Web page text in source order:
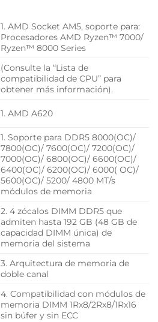
1. AMD Socket AM5, soporte para:
Procesadores AMD Ryzen™ 7000/
Ryzen™ 8000 Series
(Consulte la “Lista de
compatibilidad de CPU” para
obtener más información).
1. AMD A620
1. Soporte para DDR5 8000(OC)/
7800(OC)/ 7600(OC)/ 7200(OC)/
7000(OC)/ 6800(OC)/ 6600(OC)/
6400(OC)/ 6200(OC)/ 6000( OC)/
5600(OC)/ 5200/ 4800 MT/s
módulos de memoria
2. 4 zócalos DIMM DDR5 que
admiten hasta 192 GB (48 GB de
capacidad DIMM única) de
memoria del sistema
3. Arquitectura de memoria de
doble canal
4. Compatibilidad con módulos de
memoria DIMM 1Rx8/2Rx8/1Rx16
sin búfer y sin ECC